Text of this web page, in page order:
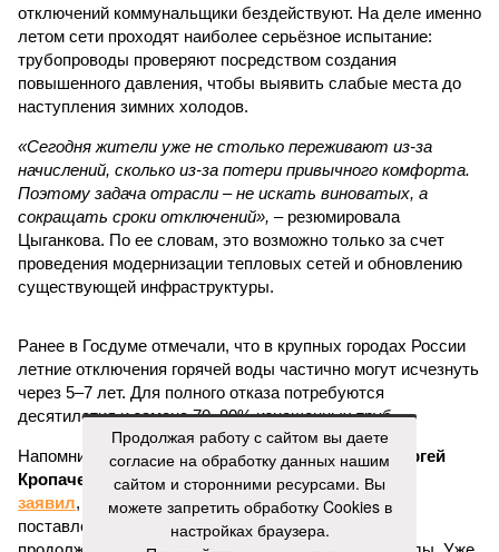
отключений коммунальщики бездействуют. На деле именно
летом сети проходят наиболее серьёзное испытание:
трубопроводы проверяют посредством создания
повышенного давления, чтобы выявить слабые места до
наступления зимних холодов.
«Сегодня жители уже не столько переживают из-за
начислений, сколько из-за потери привычного комфорта.
Поэтому задача отрасли – не искать виноватых, а
сокращать сроки отключений», – резюмировала
Цыганкова. По ее словам, это возможно только за счет
проведения модернизации тепловых сетей и обновлению
существующей инфраструктуры.
Ранее в Госдуме отмечали, что в крупных городах России
летние отключения горячей воды частично могут исчезнуть
через 5–7 лет. Для полного отказа потребуются
десятилетия и замена 70–80% изношенных труб.
Напомним, вице-губернатор Северной столицы Сергей
Кропачев
в ходе прямой линии на прошлой неделе
заявил, что теплоснабжающим компаниям города
поставлена задача максимально сократить
Продолжая работу с сайтом вы даете
согласие на обработку данных нашим
сайтом и сторонними ресурсами. Вы
можете запретить обработку Cookies в
настройках браузера.